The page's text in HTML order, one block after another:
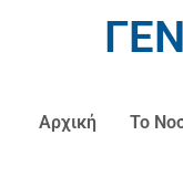
Αρχική Το